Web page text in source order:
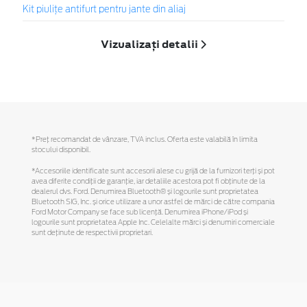
Kit piuliţe antifurt pentru jante din aliaj
Vizualizați detalii
*Preţ recomandat de vânzare, TVA inclus. Oferta este valabilă în limita
stocului disponibil.
*Accesoriile identificate sunt accesorii alese cu grijă de la furnizori terți și pot
avea diferite condiții de garanție, iar detaliile acestora pot fi obținute de la
dealerul dvs. Ford. Denumirea Bluetooth® și logourile sunt proprietatea
Bluetooth SIG, Inc. și orice utilizare a unor astfel de mărci de către compania
Ford Motor Company se face sub licență. Denumirea iPhone/iPod și
logourile sunt proprietatea Apple Inc. Celelalte mărci și denumiri comerciale
sunt deținute de respectivii proprietari.